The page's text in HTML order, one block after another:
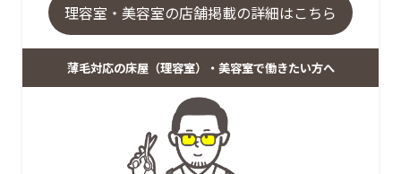
理容室・美容室の店舗掲載の詳細はこちら
薄毛対応の床屋（理容室）・美容室で働きたい方へ